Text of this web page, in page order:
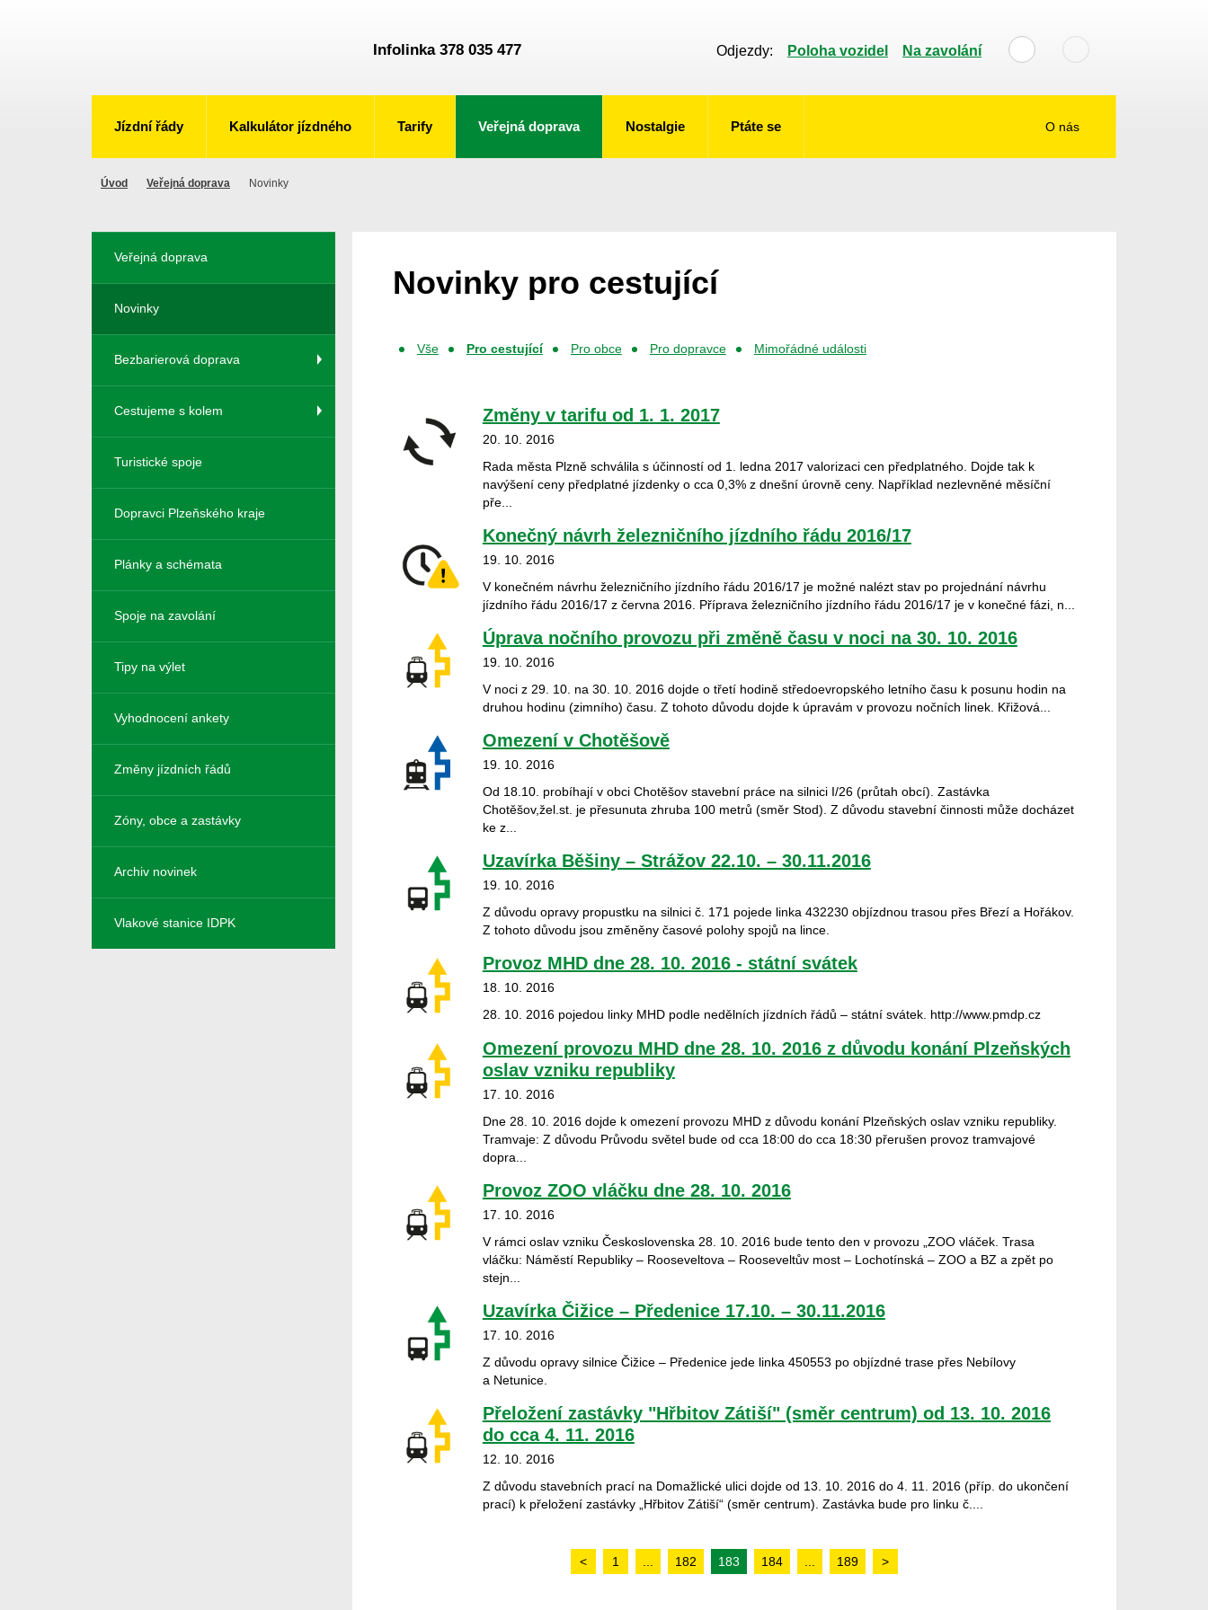
Infolinka 378 035 477 Odjezdy: Poloha vozidel Na zavolání
Jízdní řády Kalkulátor jízdného Tarify O nás
Veřejná doprava Nostalgie Ptáte se
Úvod Veřejná doprava Novinky
Veřejná doprava
Novinky
Bezbarierová doprava
Cestujeme s kolem
Turistické spoje
Dopravci Plzeňského kraje
Plánky a schémata
Spoje na zavolání
Tipy na výlet
Vyhodnocení ankety
Změny jízdních řádů
Zóny, obce a zastávky
Archiv novinek
Vlakové stanice IDPK
Novinky pro cestující
Vše Pro cestující Pro obce Pro dopravce Mimořádné události
Změny v tarifu od 1. 1. 2017
20. 10. 2016
Rada města Plzně schválila s účinností od 1. ledna 2017 valorizaci cen předplatného. Dojde tak k
navýšení ceny předplatné jízdenky o cca 0,3% z dnešní úrovně ceny. Například nezlevněné měsíční
pře...
Konečný návrh železničního jízdního řádu 2016/17
19. 10. 2016
V konečném návrhu železničního jízdního řádu 2016/17 je možné nalézt stav po projednání návrhu
jízdního řádu 2016/17 z června 2016. Příprava železničního jízdního řádu 2016/17 je v konečné fázi, n...
Úprava nočního provozu při změně času v noci na 30. 10. 2016
19. 10. 2016
V noci z 29. 10. na 30. 10. 2016 dojde o třetí hodině středoevropského letního času k posunu hodin na
druhou hodinu (zimního) času. Z tohoto důvodu dojde k úpravám v provozu nočních linek. Křižová...
Omezení v Chotěšově
19. 10. 2016
Od 18.10. probíhají v obci Chotěšov stavební práce na silnici I/26 (průtah obcí). Zastávka
Chotěšov,žel.st. je přesunuta zhruba 100 metrů (směr Stod). Z důvodu stavební činnosti může docházet
ke z...
Uzavírka Běšiny – Strážov 22.10. – 30.11.2016
19. 10. 2016
Z důvodu opravy propustku na silnici č. 171 pojede linka 432230 objízdnou trasou přes Březí a Hořákov.
Z tohoto důvodu jsou změněny časové polohy spojů na lince.
Provoz MHD dne 28. 10. 2016 - státní svátek
18. 10. 2016
28. 10. 2016 pojedou linky MHD podle nedělních jízdních řádů – státní svátek. http://www.pmdp.cz
Omezení provozu MHD dne 28. 10. 2016 z důvodu konání Plzeňských
oslav vzniku republiky
17. 10. 2016
Dne 28. 10. 2016 dojde k omezení provozu MHD z důvodu konání Plzeňských oslav vzniku republiky.
Tramvaje: Z důvodu Průvodu světel bude od cca 18:00 do cca 18:30 přerušen provoz tramvajové
dopra...
Provoz ZOO vláčku dne 28. 10. 2016
17. 10. 2016
V rámci oslav vzniku Československa 28. 10. 2016 bude tento den v provozu „ZOO vláček. Trasa
vláčku: Náměstí Republiky – Rooseveltova – Rooseveltův most – Lochotínská – ZOO a BZ a zpět po
stejn...
Uzavírka Čižice – Předenice 17.10. – 30.11.2016
17. 10. 2016
Z důvodu opravy silnice Čižice – Předenice jede linka 450553 po objízdné trase přes Nebílovy
a Netunice.
Přeložení zastávky "Hřbitov Zátiší" (směr centrum) od 13. 10. 2016
do cca 4. 11. 2016
12. 10. 2016
Z důvodu stavebních prací na Domažlické ulici dojde od 13. 10. 2016 do 4. 11. 2016 (příp. do ukončení
prací) k přeložení zastávky „Hřbitov Zátiší“ (směr centrum). Zastávka bude pro linku č....
< 1 182 183 184 189 >